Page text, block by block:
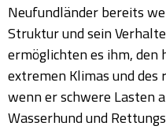
Neufundländer bereits
Struktur und sein
ermöglichten es ihm, den
extremen Klimas und
wenn er schwere Lasten
Wasserhund und